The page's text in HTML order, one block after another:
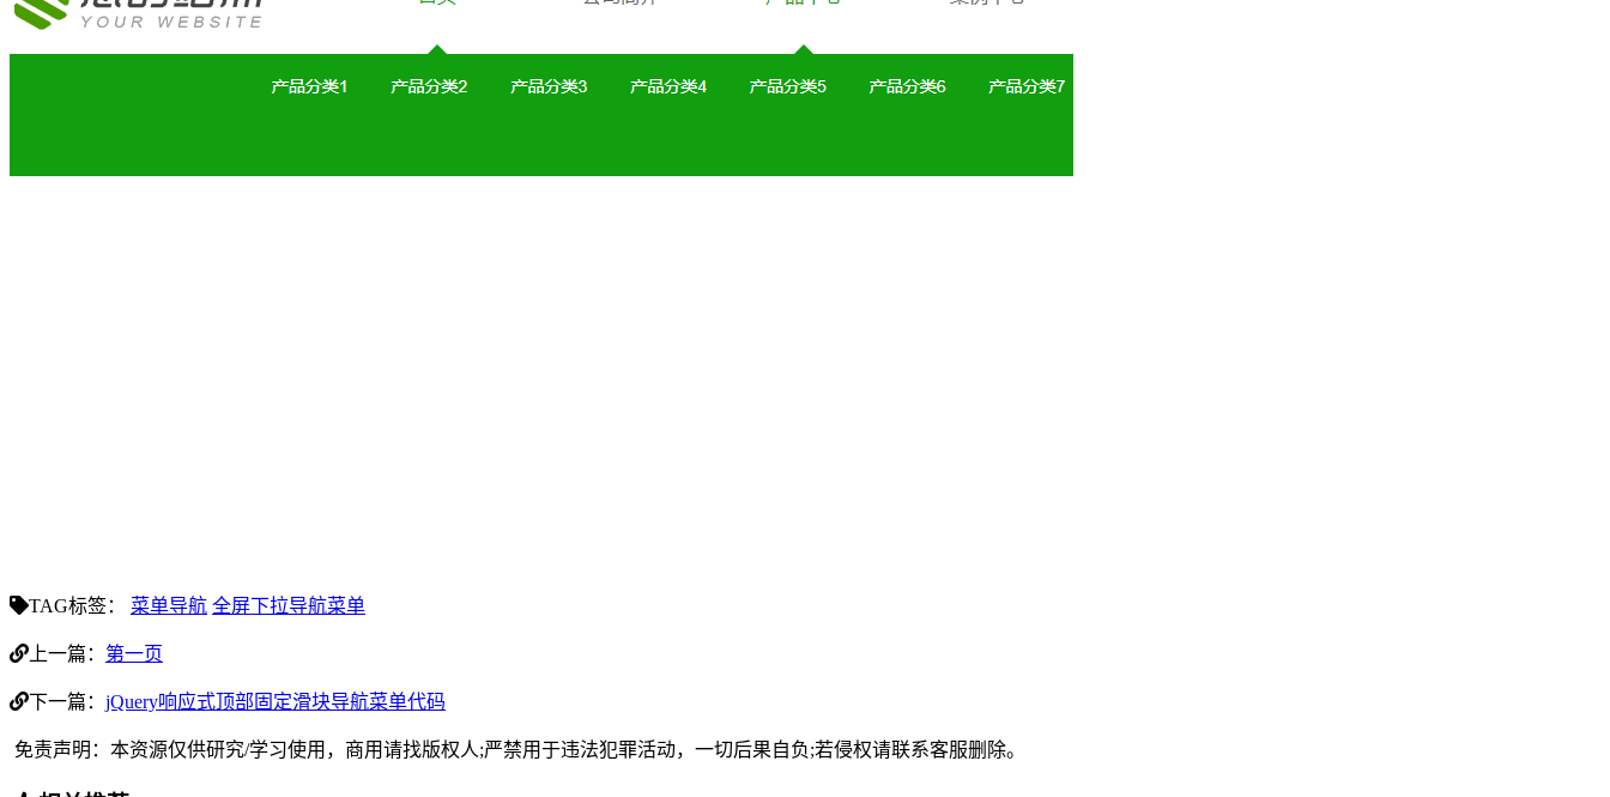
TAG标签： 菜单导航 全屏下拉导航菜单
上一篇： 第一页
下一篇： jQuery响应式顶部固定滑块导航菜单代码
免责声明：本资源仅供研究/学习使用，商用请找版权人;严禁用于违法犯罪活动，一切后果自负;若侵权请联系客服删除。